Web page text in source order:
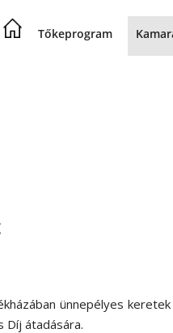
Tőkeprogram
ünnepélyes
Díj átadására.